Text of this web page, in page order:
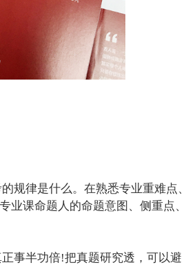
规律是什么。在熟悉专业重难点、
业课命题人的命题意图、侧重点、
事半功倍!把真题研究透，可以避